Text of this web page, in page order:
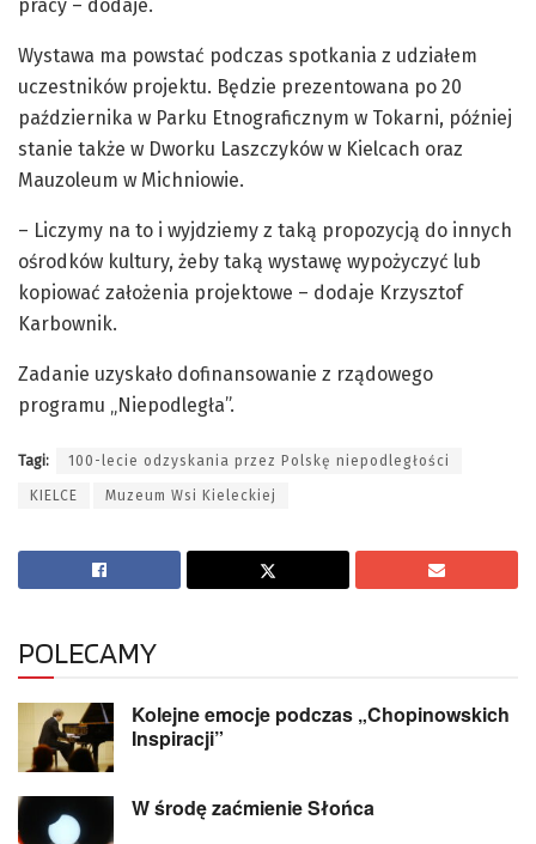
pracy – dodaje.
Wystawa ma powstać podczas spotkania z udziałem
uczestników projektu. Będzie prezentowana po 20
października w Parku Etnograficznym w Tokarni, później
stanie także w Dworku Laszczyków w Kielcach oraz
Mauzoleum w Michniowie.
– Liczymy na to i wyjdziemy z taką propozycją do innych
ośrodków kultury, żeby taką wystawę wypożyczyć lub
kopiować założenia projektowe – dodaje Krzysztof
Karbownik.
Zadanie uzyskało dofinansowanie z rządowego
programu „Niepodległa”.
Tagi: 100-lecie odzyskania przez Polskę niepodległości
KIELCE Muzeum Wsi Kieleckiej
POLECAMY
Kolejne emocje podczas „Chopinowskich
Inspiracji”
W środę zaćmienie Słońca